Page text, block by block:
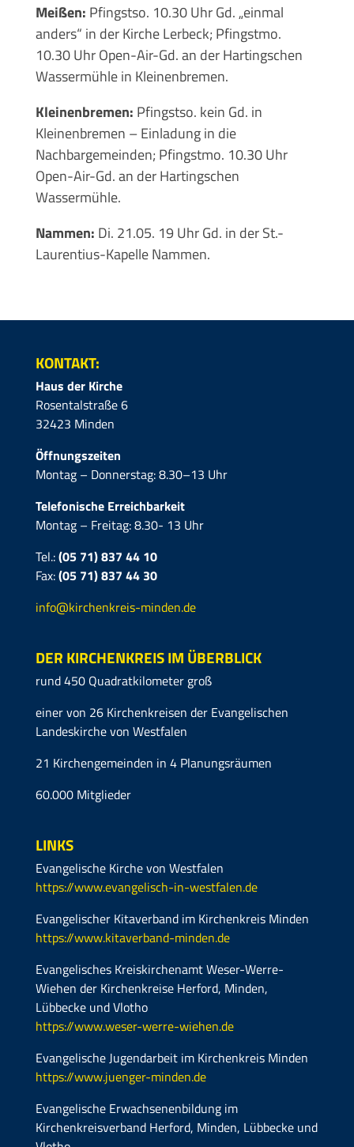
Meißen: Pfingstso. 10.30 Uhr Gd. „einmal
anders“ in der Kirche Lerbeck; Pfingstmo.
10.30 Uhr Open-Air-Gd. an der Hartingschen
Wassermühle in Kleinenbremen.
Kleinenbremen: Pfingstso. kein Gd. in
Kleinenbremen – Einladung in die
Nachbargemeinden; Pfingstmo. 10.30 Uhr
Open-Air-Gd. an der Hartingschen
Wassermühle.
Nammen: Di. 21.05. 19 Uhr Gd. in der St.-
Laurentius-Kapelle Nammen.
KONTAKT:
Haus der Kirche
Rosentalstraße 6
32423 Minden
Öffnungszeiten
Montag – Donnerstag: 8.30–13 Uhr
Telefonische Erreichbarkeit
Montag – Freitag: 8.30- 13 Uhr
Tel.:(05 71) 837 44 10
Fax:(05 71)837 44 30
info@kirchenkreis-minden.de
DER KIRCHENKREIS IM ÜBERBLICK
rund 450 Quadratkilometer groß
einer von 26 Kirchenkreisen der Evangelischen
Landeskirche von Westfalen
21 Kirchengemeinden in 4 Planungsräumen
60.000 Mitglieder
LINKS
Evangelische Kirche von Westfalen
https://www.evangelisch-in-westfalen.de
Evangelischer Kitaverband im Kirchenkreis Minden
https://www.kitaverband-minden.de
Evangelisches Kreiskirchenamt Weser-Werre-
Wiehen der Kirchenkreise Herford, Minden,
Lübbecke und Vlotho
https://www.weser-werre-wiehen.de
Evangelische Jugendarbeit im Kirchenkreis Minden
https://www.juenger-minden.de
Evangelische Erwachsenenbildung im
Kirchenkreisverband Herford, Minden, Lübbecke und